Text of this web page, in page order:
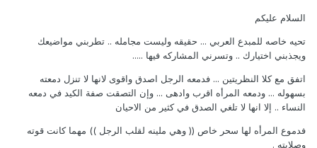
السلام عليكم
تحيه خاصه للمبدع العربي ... حقيقه وليست مجامله .. تطربني مواضيعك
ويجذبني اختيارك .. وتسرني المشاركه فيها .....
اتفق مع كلا النظريتين ... فدمعه الرجل اصدق واقوى لانها لا تنزل دمعته
بسهوله ... ودمعه المرأه اقرب وادهى ... وإن التصقت صفة الكيد في دمعه
النساء .. إلا انها لا تلغي الصدق في كثير من الاحيان
فدموع المرأه لها سحر خاص (( وهي ملينه لقلب الرجل )) مهما كانت قوته
وصلابته .